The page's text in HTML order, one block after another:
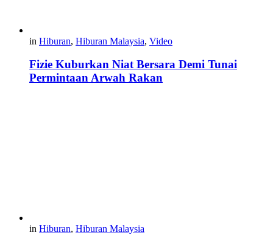
in Hiburan, Hiburan Malaysia, Video
Fizie Kuburkan Niat Bersara Demi Tunai
Permintaan Arwah Rakan
in Hiburan, Hiburan Malaysia